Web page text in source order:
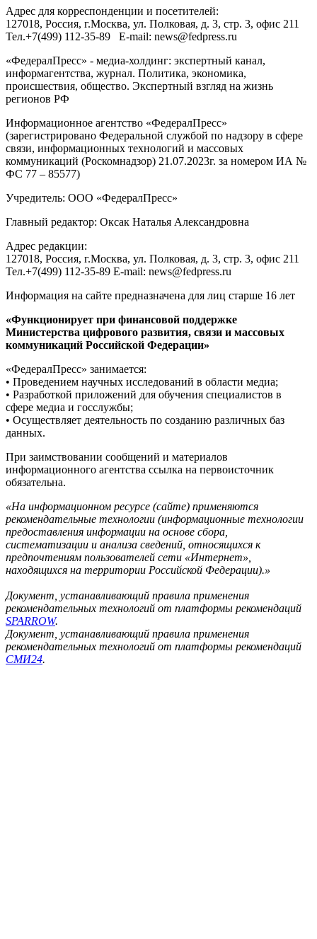
Адрес для корреспонденции и посетителей:
127018, Россия, г.Москва, ул. Полковая, д. 3, стр. 3, офис 211
Тел.+7(499) 112-35-89 E-mail: news@fedpress.ru
«ФедералПресс» - медиа-холдинг: экспертный канал,
информагентства, журнал. Политика, экономика,
происшествия, общество. Экспертный взгляд на жизнь
регионов РФ
Информационное агентство «ФедералПресс»
(зарегистрировано Федеральной службой по надзору в сфере
связи, информационных технологий и массовых
коммуникаций (Роскомнадзор) 21.07.2023г. за номером ИА №
ФС 77 – 85577)
Учредитель: ООО «ФедералПресс»
Главный редактор: Оксак Наталья Александровна
Адрес редакции:
127018, Россия, г.Москва, ул. Полковая, д. 3, стр. 3, офис 211
Тел.+7(499) 112-35-89 E-mail: news@fedpress.ru
Информация на сайте предназначена для лиц старше 16 лет
«Функционирует при финансовой поддержке
Министерства цифрового развития, связи и массовых
коммуникаций Российской Федерации»
«ФедералПресс» занимается:
• Проведением научных исследований в области медиа;
• Разработкой приложений для обучения специалистов в
сфере медиа и госслужбы;
• Осуществляет деятельность по созданию различных баз
данных.
При заимствовании сообщений и материалов
информационного агентства ссылка на первоисточник
обязательна.
«На информационном ресурсе (сайте) применяются
рекомендательные технологии (информационные технологии
предоставления информации на основе сбора,
систематизации и анализа сведений, относящихся к
предпочтениям пользователей сети «Интернет»,
находящихся на территории Российской Федерации).»
Документ, устанавливающий правила применения
рекомендательных технологий от платформы рекомендаций
SPARROW.
Документ, устанавливающий правила применения
рекомендательных технологий от платформы рекомендаций
СМИ24.